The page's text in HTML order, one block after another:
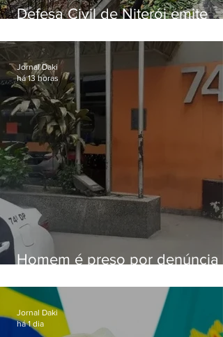
Defesa Civil de Niterói emite
sexta-feira (07)
Homem é preso por denúncia
Alcântara
Jornal Daki
há 13 horas
Jornal Daki
há 1 dia